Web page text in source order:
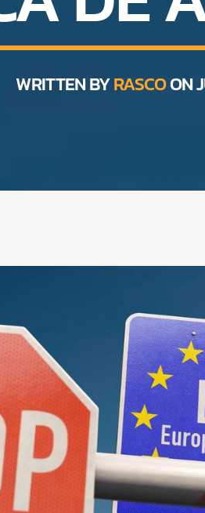
WRITTEN BYRASCOON